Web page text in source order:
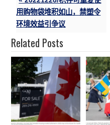
用购物袋堆积如山，禁塑令
环境效益引争议
Related Posts